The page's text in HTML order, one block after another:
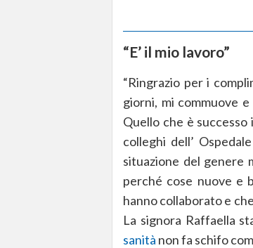
“E’ il mio lavoro”
“Ringrazio per i
giorni, mi commuove
Quello che è
colleghi dell’
situazione del genere
perché cose nuove e
hanno collaborato e
La signora Raffaella
sanità non fa schifo